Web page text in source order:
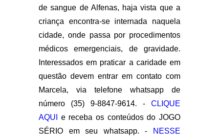
de sangue de Alfenas, haja vista que a
criança encontra-se internada naquela
cidade, onde passa por procedimentos
médicos emergenciais, de gravidade.
Interessados em praticar a caridade em
questão devem entrar em contato com
Marcela, via telefone whatsapp de
número (35) 9-8847-9614. - CLIQUE
AQUI
e receba os conteúdos do JOGO
SÉRIO em seu whatsapp. -
NESSE